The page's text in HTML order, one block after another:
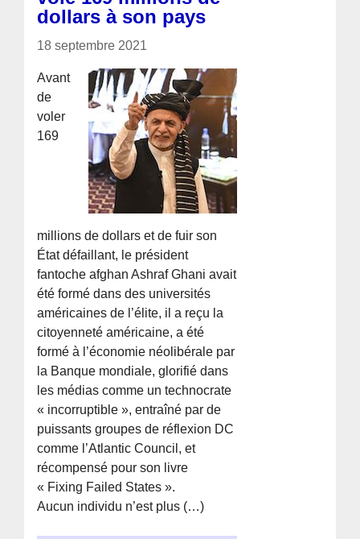
dollars à son pays
18 septembre 2021
Avant
de
voler
169
millions de dollars et de fuir son
État défaillant, le président
fantoche afghan Ashraf Ghani avait
été formé dans des universités
américaines de l’élite, il a reçu la
citoyenneté américaine, a été
formé à l’économie néolibérale par
la Banque mondiale, glorifié dans
les médias comme un technocrate
« incorruptible », entraîné par de
puissants groupes de réflexion DC
comme l’Atlantic Council, et
récompensé pour son livre
« Fixing Failed States ».
Aucun individu n’est plus (…)